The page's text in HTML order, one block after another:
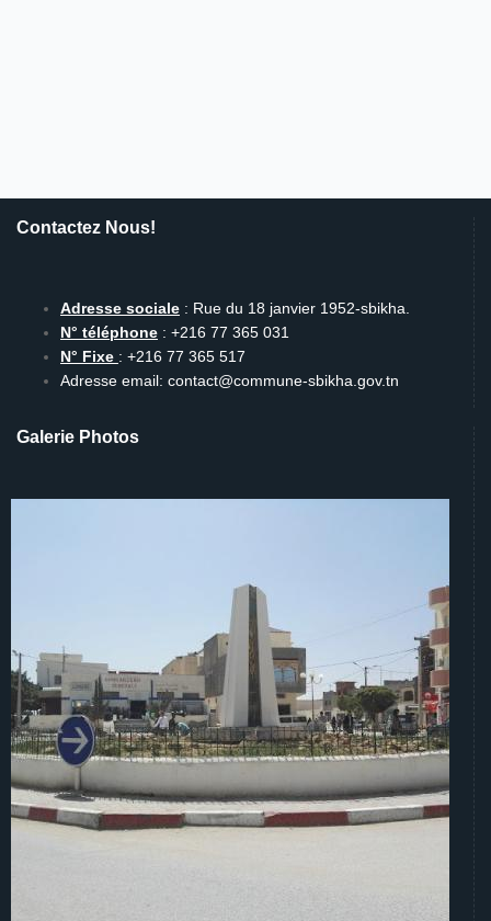
Contactez Nous!
Adresse sociale : Rue du 18 janvier 1952-sbikha.
N° téléphone : +216 77 365 031
N° Fixe : +216 77 365 517
Adresse email: contact@commune-sbikha.gov.tn
Galerie Photos